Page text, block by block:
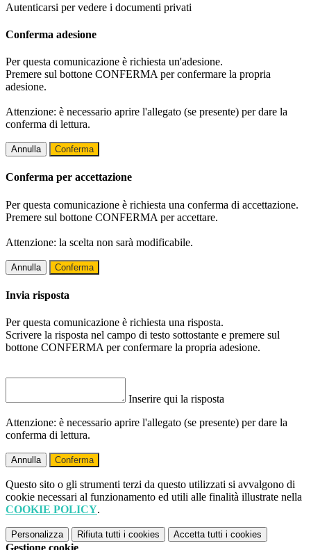
Autenticarsi per vedere i documenti privati
Conferma adesione
Per questa comunicazione è richiesta un'adesione.
Premere sul bottone CONFERMA per confermare la propria
adesione.
Attenzione: è necessario aprire l'allegato (se presente) per dare la
conferma di lettura.
Annulla Conferma
Conferma per accettazione
Per questa comunicazione è richiesta una conferma di accettazione.
Premere sul bottone CONFERMA per accettare.
Attenzione: la scelta non sarà modificabile.
Annulla Conferma
Invia risposta
Per questa comunicazione è richiesta una risposta.
Scrivere la risposta nel campo di testo sottostante e premere sul
bottone CONFERMA per confermare la propria adesione.
Inserire qui la risposta
Attenzione: è necessario aprire l'allegato (se presente) per dare la
conferma di lettura.
Annulla Conferma
Questo sito o gli strumenti terzi da questo utilizzati si avvalgono di
cookie necessari al funzionamento ed utili alle finalità illustrate nella
COOKIE POLICY.
Personalizza Rifiuta tutti i cookies Accetta tutti i cookies